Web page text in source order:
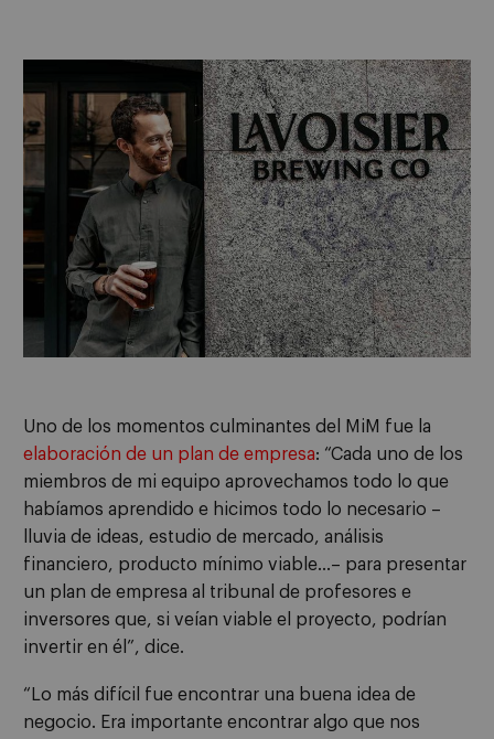
Uno de los momentos culminantes del MiM fue la
elaboración de un plan de empresa: “Cada uno de los
miembros de mi equipo aprovechamos todo lo que
habíamos aprendido e hicimos todo lo necesario –
lluvia de ideas, estudio de mercado, análisis
financiero, producto mínimo viable…– para presentar
un plan de empresa al tribunal de profesores e
inversores que, si veían viable el proyecto, podrían
invertir en él”, dice.
“Lo más difícil fue encontrar una buena idea de
negocio. Era importante encontrar algo que nos